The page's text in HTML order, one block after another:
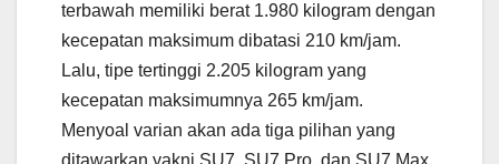
terbawah memiliki berat 1.980 kilogram dengan
kecepatan maksimum dibatasi 210 km/jam.
Lalu, tipe tertinggi 2.205 kilogram yang
kecepatan maksimumnya 265 km/jam.
Menyoal varian akan ada tiga pilihan yang